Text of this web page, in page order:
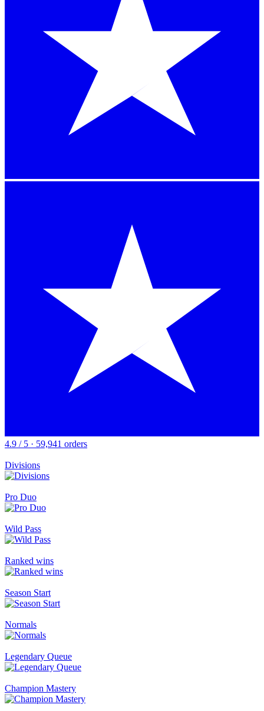
4.9 / 5 · 59,941 orders
Divisions
Pro Duo
Wild Pass
Ranked wins
Season Start
Normals
Legendary Queue
Champion Mastery